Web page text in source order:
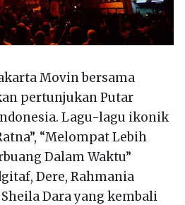
Movin bersama
pertunjukan Putar
Lagu-lagu ikonik
“Melompat Lebih
Dalam Waktu”
Dere, Rahmania
Dara yang kembali